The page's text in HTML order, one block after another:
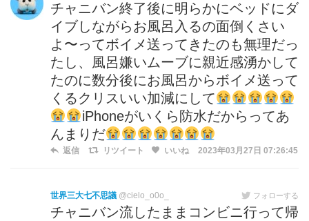
チャニバン終了後に明らかにベッドにダ
イブしながらお風呂入るの面倒くさい
よ〜ってボイメ送ってきたのも無理だっ
たし、風呂嫌いムーブに親近感湧かして
たのに数分後にお風呂からボイメ送って
くるクリスいい加減にして
iPhoneがいくら防水だからってあ
んまりだ
返信 リツイート いいね 2023年03月27日 07:26:45
世界三大七不思議 @cielo_o0o_ フォローする
チャニバン流したままコンビニ行って帰